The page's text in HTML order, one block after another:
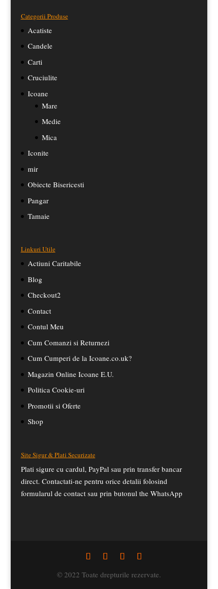
Categorii Produse
Acatiste
Candele
Carti
Cruciulite
Icoane
Mare
Medie
Mica
Iconite
mir
Obiecte Bisericesti
Pangar
Tamaie
Linkuri Utile
Actiuni Caritabile
Blog
Checkout2
Contact
Contul Meu
Cum Comanzi si Returnezi
Cum Cumperi de la Icoane.co.uk?
Magazin Online Icoane E.U.
Politica Cookie-uri
Promotii si Oferte
Shop
Site Sigur & Plati Securizate
Plati sigure cu cardul, PayPal sau prin transfer bancar
direct. Contactati-ne pentru orice detalii folosind
formularul de contact sau prin butonul the WhatsApp
© 2022 Toate drepturile rezervate.